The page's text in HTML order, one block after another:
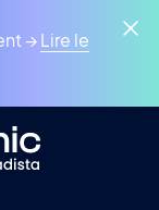
→Lire le